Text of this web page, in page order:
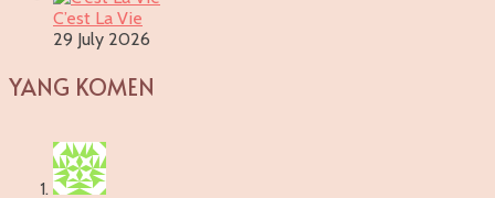
C’est La Vie
29 July 2026
YANG KOMEN